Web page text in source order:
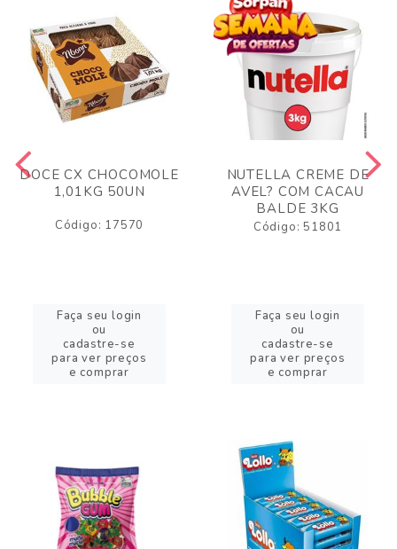
DOCE CX CHOCOMOLE
1,01KG 50UN
Código: 17570
Faça seu login
ou
cadastre-se
para ver preços
e comprar
NUTELLA CREME DE
AVEL? COM CACAU
BALDE 3KG
Código: 51801
Faça seu login
ou
cadastre-se
para ver preços
e comprar